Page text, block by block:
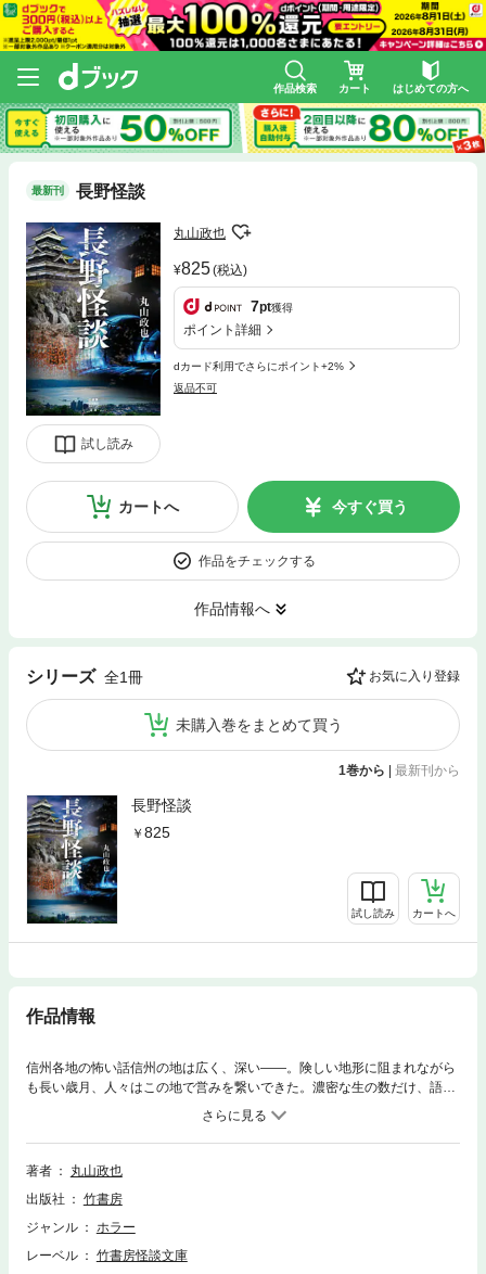
作品検索 カート はじめての方へ
最新刊 長野怪談
試し読み
丸山政也
825(税込)
7pt獲得
ポイント詳細
dカード利用でさらにポイント+2%
返品不可
カートへ 今すぐ買う
作品をチェックする
作品情報へ
シリーズ 全1冊 お気に入り登録
未購入巻をまとめて買う
1巻から | 最新刊から
長野怪談
825
試し読み カートへ
作品情報
信州各地の怖い話信州の地は広く、深い――。険しい地形に阻まれながら
も長い歳月、人々はこの地で営みを繋いできた。濃密な生の数だけ、語り
継がれるべき闇も深く枯れることはない。・松本城の堀に浮かぶ恐ろしい
女の顔「堀の顔」（松本市）・恋人と訪れた地で遭遇する怪異ほか「善光
寺怪奇譚」（長野市）・開かずの間から老婆が覗く「憐れむ目」（千曲
市）・老若男女さまざまなお化けが去来する霊道物件「佐久平のマンショ
「分水嶺の貌」（塩尻市）・諏訪湖畔に現れる濡れた旧紙幣を差し出す彼
岸の客人「濡れた紙幣」（諏訪市）・雪の下から縋るどす黒い死者の腕
録」（松本市）・八ヶ岳連峰山中に出現した謎の柱「黒い柱」（茅野市）
著者
丸山政也
出版社
竹書房
ジャンル
ホラー
レーベル
竹書房怪談文庫